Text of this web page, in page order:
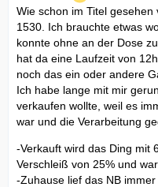
Wie schon im Titel gesehen
1530. Ich brauchte etwas
konnte ohne an der Dose
hat da eine Laufzeit von
noch das ein oder andere
Ich habe lange mit mir
verkaufen wollte, weil es
war und die Verarbeitung
-Verkauft wird das Ding mit
Verschleiß von 25% und
-Zuhause lief das NB